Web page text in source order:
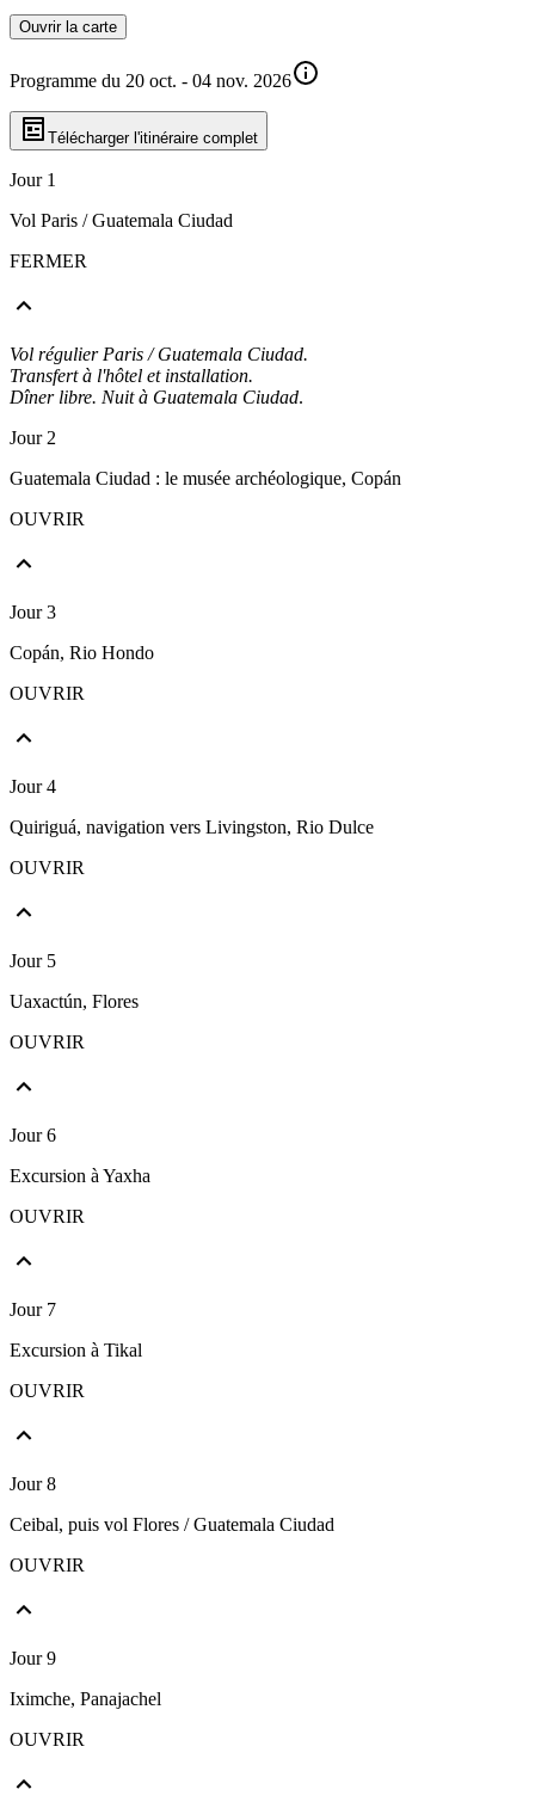
Ouvrir la carte
Programme du 20 oct. - 04 nov. 2026
Télécharger l'itinéraire complet
Jour 1
Vol Paris / Guatemala Ciudad
FERMER
Vol régulier Paris / Guatemala Ciudad.
Transfert à l'hôtel et installation.
Dîner libre. Nuit à Guatemala Ciudad.
Jour 2
Guatemala Ciudad : le musée archéologique, Copán
OUVRIR
Jour 3
Copán, Rio Hondo
OUVRIR
Jour 4
Quiriguá, navigation vers Livingston, Rio Dulce
OUVRIR
Jour 5
Uaxactún, Flores
OUVRIR
Jour 6
Excursion à Yaxha
OUVRIR
Jour 7
Excursion à Tikal
OUVRIR
Jour 8
Ceibal, puis vol Flores / Guatemala Ciudad
OUVRIR
Jour 9
Iximche, Panajachel
OUVRIR